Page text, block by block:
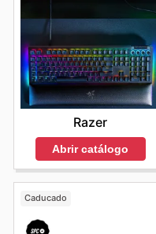
Razer
Abrir catálogo
Caducado